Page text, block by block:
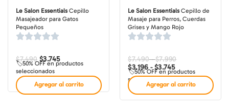
Le Salon EssentialsCepillo
Masajeador para Gatos
Pequeños
$7.490 El
precio
original
$7.490.
$3.745El
precio
es:
$3.745.
🏷️50% OFF en productos
seleccionados
Agregar al carrito
Le Salon EssentialsCepillo de
Masaje para Perros, Cuerdas
Grises y Mango Rojo
$7.490 - $7.990Rango
precios:
desde
$7.490
hasta
$3.196 - $3.745
Rango
de
precios:
desde
$3.196
hasta
🏷️50% OFF en productos
seleccionados
Agregar al carrito